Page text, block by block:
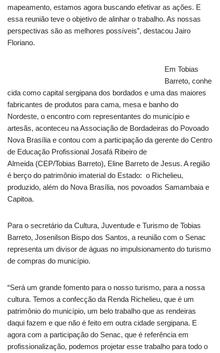
mapeamento, estamos agora buscando efetivar as ações. E
essa reunião teve o objetivo de alinhar o trabalho. As nossas
perspectivas são as melhores possíveis”, destacou Jairo
Floriano.
Em Tobias
Barreto, conhe
cida como capital sergipana dos bordados e uma das maiores
fabricantes de produtos para cama, mesa e banho do
Nordeste, o encontro com representantes do município e
artesãs, aconteceu na Associação de Bordadeiras do Povoado
Nova Brasília e contou com a participação da gerente do Centro
de Educação Profissional Josafá Ribeiro de
Almeida (CEP/Tobias Barreto), Eline Barreto de Jesus. A região
é berço do patrimônio imaterial do Estado: o Richelieu,
produzido, além do Nova Brasília, nos povoados Samambaia e
Capitoa.
Para o secretário da Cultura, Juventude e Turismo de Tobias
Barreto, Josenilson Bispo dos Santos, a reunião com o Senac
representa um divisor de águas no impulsionamento do turismo
de compras do município.
“Será um grande fomento para o nosso turismo, para a nossa
cultura. Temos a confecção da Renda Richelieu, que é um
patrimônio do município, um belo trabalho que as rendeiras
daqui fazem e que não é feito em outra cidade sergipana. E
agora com a participação do Senac, que é referência em
profissionalização, podemos projetar esse trabalho para todo o